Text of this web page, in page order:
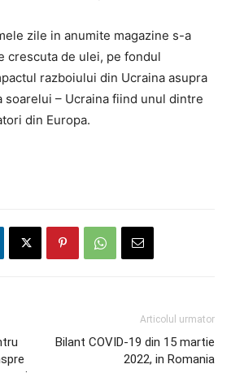
zile in anumite magazine s-a
crescuta de ulei, pe fondul
razboiului din Ucraina asupra
soarelui – Ucraina fiind unul dintre
din Europa.
Articolul urmator
Bilant COVID-19 din 15 martie
2022, in Romania